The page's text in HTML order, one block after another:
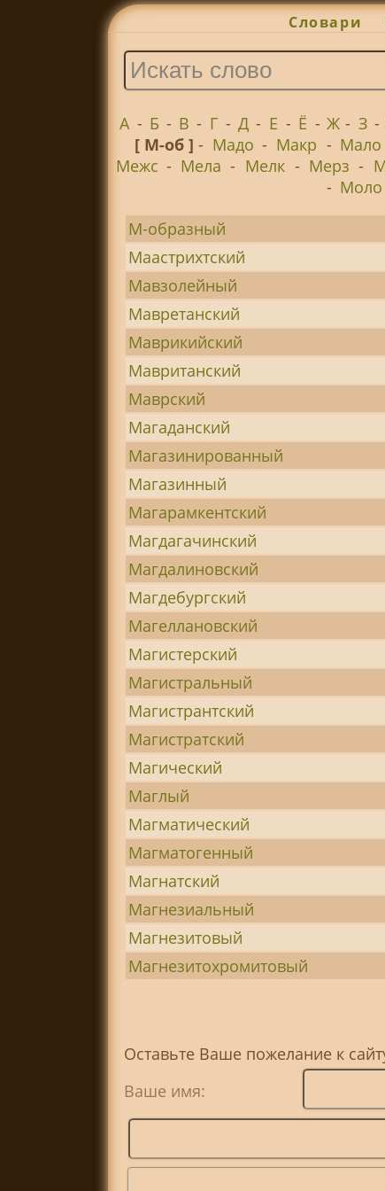
Словари
А - Б - В - Г - Д - Е - Ё - Ж - З -
[ М-об ] - Мадо - Макр - Мало
Межс - Мела - Мелк - Мерз -
- Моло
М-образный
Маастрихтский
Мавзолейный
Мавретанский
Маврикийский
Мавританский
Маврский
Магаданский
Магазинированный
Магазинный
Магарамкентский
Магдагачинский
Магдалиновский
Магдебургский
Магеллановский
Магистерский
Магистральный
Магистрантский
Магистратский
Магический
Маглый
Магматический
Магматогенный
Магнатский
Магнезиальный
Магнезитовый
Магнезитохромитовый
Оставьте Ваше пожелание к
Ваше имя: